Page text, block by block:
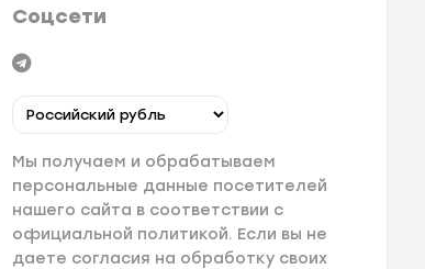
Соцсети
Мы получаем и обрабатываем
персональные данные посетителей
нашего сайта в соответствии с
официальной политикой. Если вы не
даете согласия на обработку своих